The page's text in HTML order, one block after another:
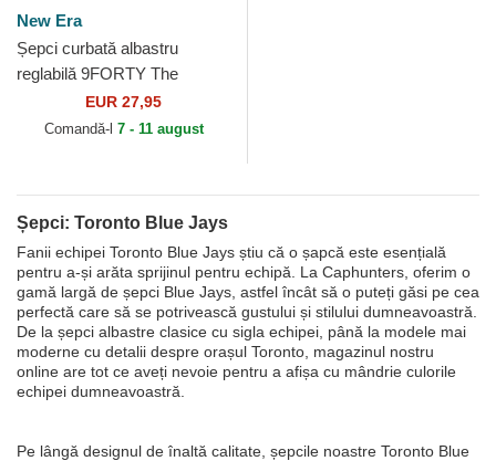
New Era
Șepci curbată albastru
reglabilă 9FORTY The
League de Toronto Blue Jays
MLB de New Era
EUR 27,95
Comandă-l 7 - 11 august
Șepci: Toronto Blue Jays
Fanii echipei Toronto Blue Jays știu că o șapcă este esențială
pentru a-și arăta sprijinul pentru echipă. La Caphunters, oferim o
gamă largă de șepci Blue Jays, astfel încât să o puteți găsi pe cea
perfectă care să se potrivească gustului și stilului dumneavoastră.
De la șepci albastre clasice cu sigla echipei, până la modele mai
moderne cu detalii despre orașul Toronto, magazinul nostru
online are tot ce aveți nevoie pentru a afișa cu mândrie culorile
echipei dumneavoastră.
Pe lângă designul de înaltă calitate, șepcile noastre Toronto Blue